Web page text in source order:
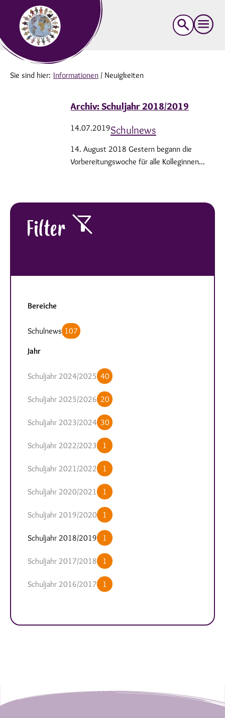
Suche
nach:
Sie sind hier: Informationen / Neuigkeiten
Archiv: Schuljahr 2018/2019
14.07.2019Schulnews
14. August 2018 Gestern begann die
Vorbereitungswoche für alle Kolleginnen...
Filter
Bereiche
Schulnews 107
Jahr
Schuljahr 2024/2025 40
Schuljahr 2025/2026 20
Schuljahr 2023/2024 30
Schuljahr 2022/2023 1
Schuljahr 2021/2022 1
Schuljahr 2020/2021 1
Schuljahr 2019/2020 1
Schuljahr 2018/2019 1
Schuljahr 2017/2018 1
Schuljahr 2016/2017 1